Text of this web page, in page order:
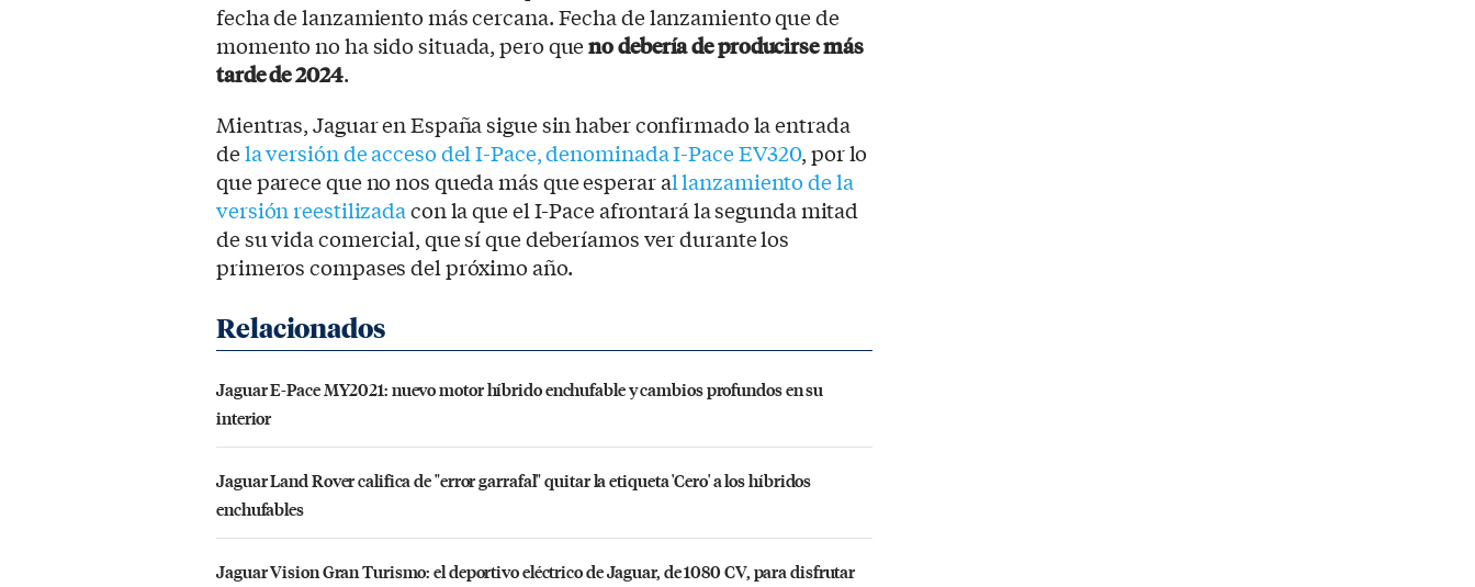
fecha de lanzamiento más cercana. Fecha de lanzamiento que de
momento no ha sido situada, pero queno debería de producirse más
tarde de 2024.
Mientras, Jaguar en España sigue sin haber confirmado la entrada
dela versión de acceso del I-Pace, denominada I-Pace EV320, por lo
que parece que no nos queda más que esperar al lanzamiento de la
versión reestilizadacon la que el I-Pace afrontará la segunda mitad
de su vida comercial, que sí que deberíamos ver durante los
primeros compases del próximo año.
Jaguar E-Pace MY2021: nuevo motor híbrido enchufable y cambios profundos en su
interior
Jaguar Land Rover califica de "error garrafal" quitar la etiqueta 'Cero' a los híbridos
enchufables
Jaguar Vision Gran Turismo: el deportivo eléctrico de Jaguar, de 1080 CV, para disfrutar